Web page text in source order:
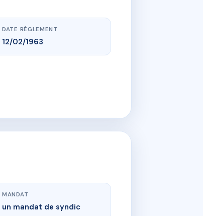
DATE RÈGLEMENT
12/02/1963
MANDAT
un mandat de syndic